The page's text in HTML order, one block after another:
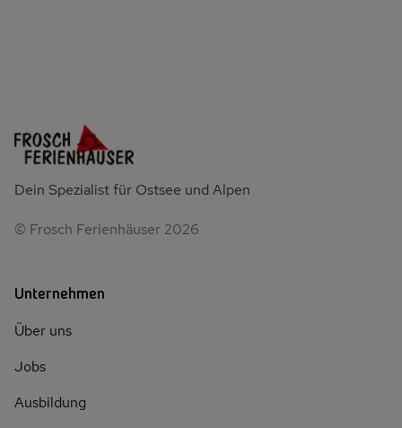
Dein Spezialist für Ostsee und Alpen
© Frosch Ferienhäuser 2026
Unternehmen
Über uns
Jobs
Ausbildung